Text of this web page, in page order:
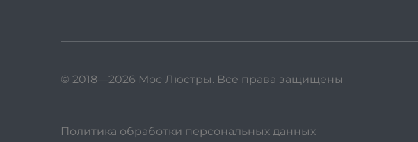
© 2018—2026 Мос Люстры. Все права защищены
Политика обработки персональных данных